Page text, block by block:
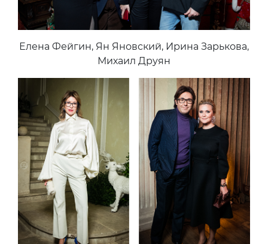
Елена Фейгин, Ян Яновский, Ирина Зарькова,
Михаил Друян